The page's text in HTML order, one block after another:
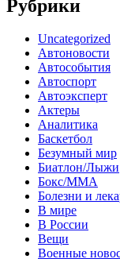
Рубрики
Uncategorized
Автоновости
Автособытия
Автоспорт
Автоэксперт
Актеры
Аналитика
Баскетбол
Безумный мир
Биатлон/Лыжи
Бокс/MMA
Болезни и
В мире
В России
Вещи
Военные